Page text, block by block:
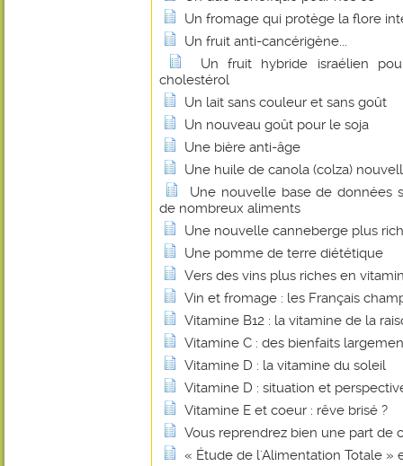
Un fromage qui protège la flore
Un fruit anti-cancérigène...
Un fruit hybride israélien
cholestérol
Un lait sans couleur et sans goût
Un nouveau goût pour le soja
Une bière anti-âge
Une huile de canola (colza)
Une nouvelle base de données
de nombreux aliments
Une nouvelle canneberge plus
Une pomme de terre diététique
Vers des vins plus riches en
Vin et fromage : les Français
Vitamine B12 : la vitamine de la
Vitamine C : des bienfaits
Vitamine D : la vitamine du soleil
Vitamine D : situation et
Vitamine E et coeur : rêve brisé ?
Vous reprendrez bien une part de
« Étude de l'Alimentation Totale »